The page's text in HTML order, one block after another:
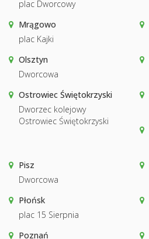
plac Dworcowy
Mrągowo
plac Kajki
Olsztyn
Dworcowa
Ostrowiec Świętokrzyski
Dworzec kolejowy
Ostrowiec Świętokrzyski
Pisz
Dworcowa
Płońsk
plac 15 Sierpnia
Poznań